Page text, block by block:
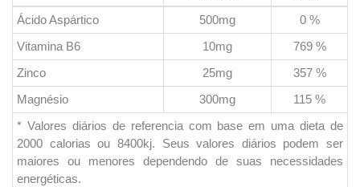
Ácido Aspártico
500mg
0 %
Vitamina B6
10mg
769 %
Zinco
25mg
357 %
Magnésio
300mg
115 %
* Valores diários de referencia com base em uma dieta de
2000 calorias ou 8400kj. Seus valores diários podem ser
maiores ou menores dependendo de suas necessidades
energéticas.